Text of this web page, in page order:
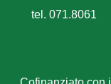
tel. 071.8061